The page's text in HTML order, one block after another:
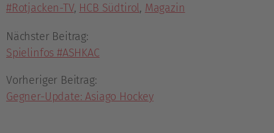
#Rotjacken-TV, HCB Südtirol, Magazin
Nächster Beitrag:
Spielinfos #ASHKAC
Vorheriger Beitrag:
Gegner-Update: Asiago Hockey